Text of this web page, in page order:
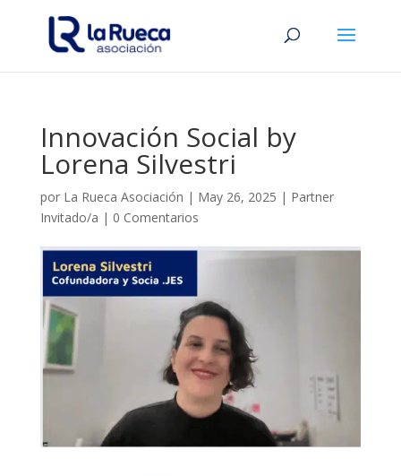
Innovación Social by
Lorena Silvestri
por La Rueca Asociación | May 26, 2025 | Partner
Invitado/a | 0 Comentarios